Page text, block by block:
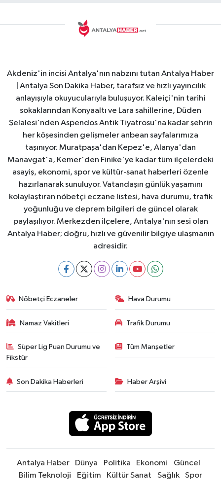
Akdeniz'in incisi Antalya'nın nabzını tutan Antalya Haber
| Antalya Son Dakika Haber, tarafsız ve hızlı yayıncılık
anlayışıyla okuyucularıyla buluşuyor. Kaleiçi'nin tarihi
sokaklarından Konyaaltı ve Lara sahillerine, Düden
Şelalesi'nden Aspendos Antik Tiyatrosu'na kadar şehrin
her köşesinden gelişmeler anbean sayfalarımıza
taşınıyor. Muratpaşa'dan Kepez'e, Alanya'dan
Manavgat'a, Kemer'den Finike'ye kadar tüm ilçelerdeki
asayiş, ekonomi, spor ve kültür-sanat haberleri özenle
hazırlanarak sunuluyor. Vatandaşın günlük yaşamını
kolaylaştıran nöbetçi eczane listesi, hava durumu, trafik
yoğunluğu ve deprem bilgileri de güncel olarak
paylaşılıyor. Merkezden ilçelere, Antalya'nın sesi olan
Antalya Haber; doğru, hızlı ve güvenilir bilgiye ulaşmanın
adresidir.
Nöbetçi Eczaneler Hava Durumu
Namaz Vakitleri Trafik Durumu
Süper Lig Puan Durumu ve
Fikstür
Tüm Manşetler
Son Dakika Haberleri Haber Arşivi
Antalya Haber Dünya Politika Ekonomi
Güncel
Bilim Teknoloji
Eğitim Kültür Sanat Sağlık Spor